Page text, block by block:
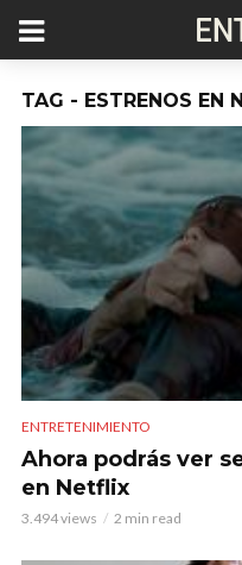
TAG - ESTRENOS EN
ENTRETENIMIENTO
Ahora podrás ver
en Netflix
3.494 views 2 min read